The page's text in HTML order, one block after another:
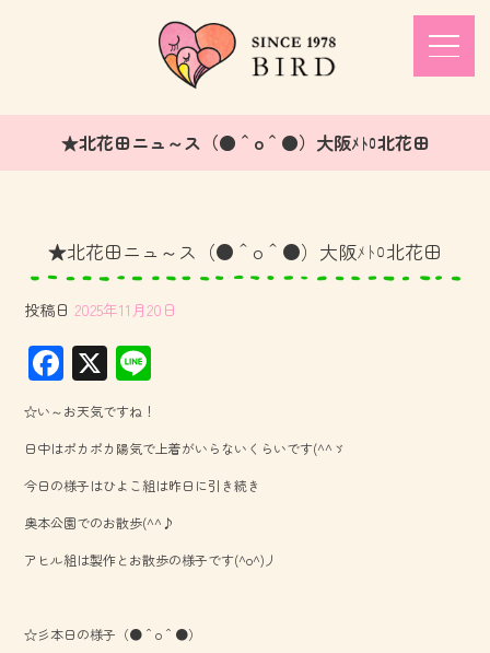
★北花田ニュ～ス（●＾o＾●）大阪ﾒﾄﾛ北花田
★北花田ニュ～ス（●＾o＾●）大阪ﾒﾄﾛ北花田
投稿日 2025年11月20日
F
ac
e
b
o
ok
X
☆い～お天気ですね！
日中はポカポカ陽気で上着がいらないくらいです(^^ゞ
今日の様子はひよこ組は昨日に引き続き
奥本公園でのお散歩(^^♪
アヒル組は製作とお散歩の様子です(^o^)丿
☆彡本日の様子（●＾o＾●）